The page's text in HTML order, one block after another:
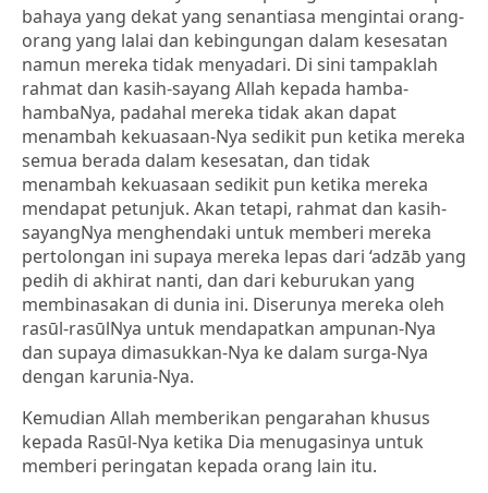
bahaya yang dekat yang senantiasa mengintai orang-
orang yang lalai dan kebingungan dalam kesesatan
namun mereka tidak menyadari. Di sini tampaklah
rahmat dan kasih-sayang Allah kepada hamba-
hambaNya, padahal mereka tidak akan dapat
menambah kekuasaan-Nya sedikit pun ketika mereka
semua berada dalam kesesatan, dan tidak
menambah kekuasaan sedikit pun ketika mereka
mendapat petunjuk. Akan tetapi, rahmat dan kasih-
sayangNya menghendaki untuk memberi mereka
pertolongan ini supaya mereka lepas dari ‘adzāb yang
pedih di akhirat nanti, dan dari keburukan yang
membinasakan di dunia ini. Diserunya mereka oleh
rasūl-rasūlNya untuk mendapatkan ampunan-Nya
dan supaya dimasukkan-Nya ke dalam surga-Nya
dengan karunia-Nya.
Kemudian Allah memberikan pengarahan khusus
kepada Rasūl-Nya ketika Dia menugasinya untuk
memberi peringatan kepada orang lain itu.